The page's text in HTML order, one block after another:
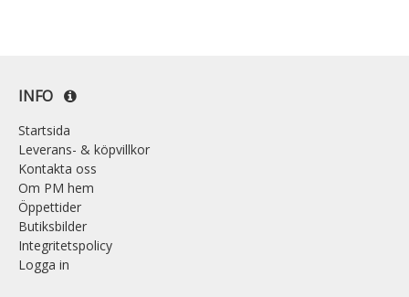
INFO
Startsida
Leverans- & köpvillkor
Kontakta oss
Om PM hem
Öppettider
Butiksbilder
Integritetspolicy
Logga in